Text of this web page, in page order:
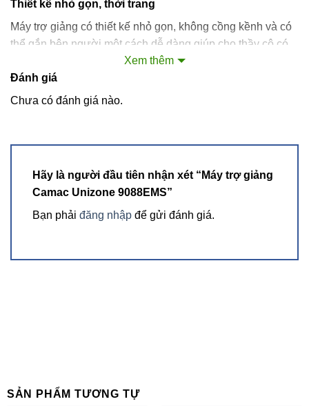
Thiết kế nhỏ gọn, thời trang
Máy trợ giảng có thiết kế nhỏ gọn, không cồng kềnh và có
thể gắn bên người một cách dễ dàng giúp cho thầy cô có
thể di chuyển dễ dàng và mang theo trong phòng học.
Giải pháp tuyệt vời cải thiện âm thanh chất lượng
Xem thêm
Đánh giá
Chưa có đánh giá nào.
Hãy là người đầu tiên nhận xét “Máy trợ giảng
Camac Unizone 9088EMS”
Bạn phải đăng nhập để gửi đánh giá.
SẢN PHẨM TƯƠNG TỰ